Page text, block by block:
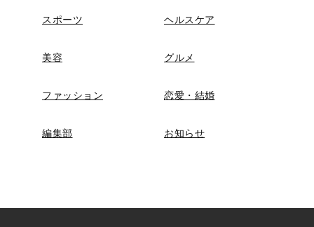
スポーツ ヘルスケア
美容 グルメ
ファッション 恋愛・結婚
編集部 お知らせ